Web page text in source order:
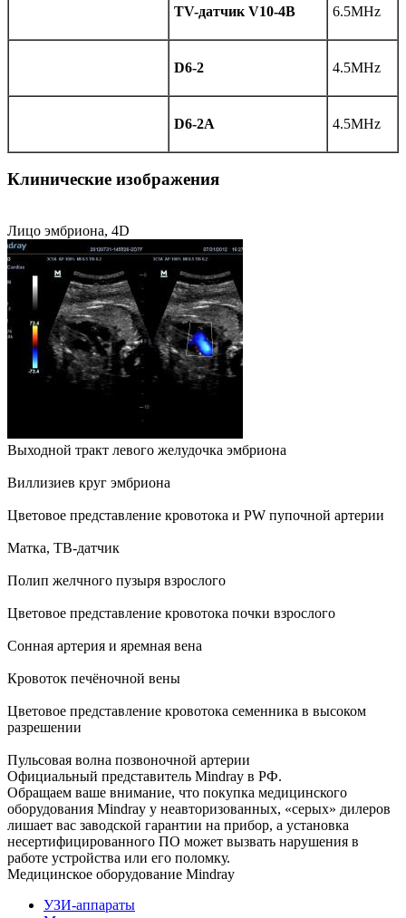
TV-датчик V10-4B 6.5MHz
D6-2 4.5MHz
D6-2A 4.5MHz
Клинические изображения
Лицо эмбриона, 4D
Выходной тракт левого желудочка эмбриона
Виллизиев круг эмбриона
Цветовое представление кровотока и PW пупочной артерии
Матка, ТВ-датчик
Полип желчного пузыря взрослого
Цветовое представление кровотока почки взрослого
Сонная артерия и яремная вена
Кровоток печёночной вены
Цветовое представление кровотока семенника в высоком
разрешении
Пульсовая волна позвоночной артерии
Официальный представитель Mindray в РФ.
Обращаем ваше внимание, что покупка медицинского
оборудования Mindray у неавторизованных, «серых» дилеров
лишает вас заводской гарантии на прибор, а установка
несертифицированного ПО может вызвать нарушения в
работе устройства или его поломку.
Медицинское оборудование Mindray
УЗИ-аппараты